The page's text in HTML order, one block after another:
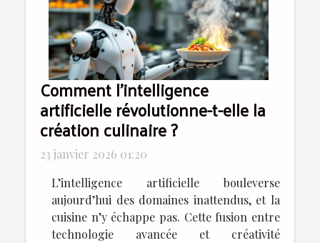
Comment l'intelligence
artificielle révolutionne-t-elle la
création culinaire ?
23 janvier 2026 01:20
L’intelligence artificielle bouleverse
aujourd’hui des domaines inattendus, et la
cuisine n’y échappe pas. Cette fusion entre
technologie avancée et créativité